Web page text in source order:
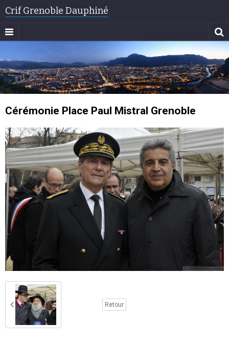
Crif Grenoble Dauphiné
Cérémonie Place Paul Mistral Grenoble
Retour